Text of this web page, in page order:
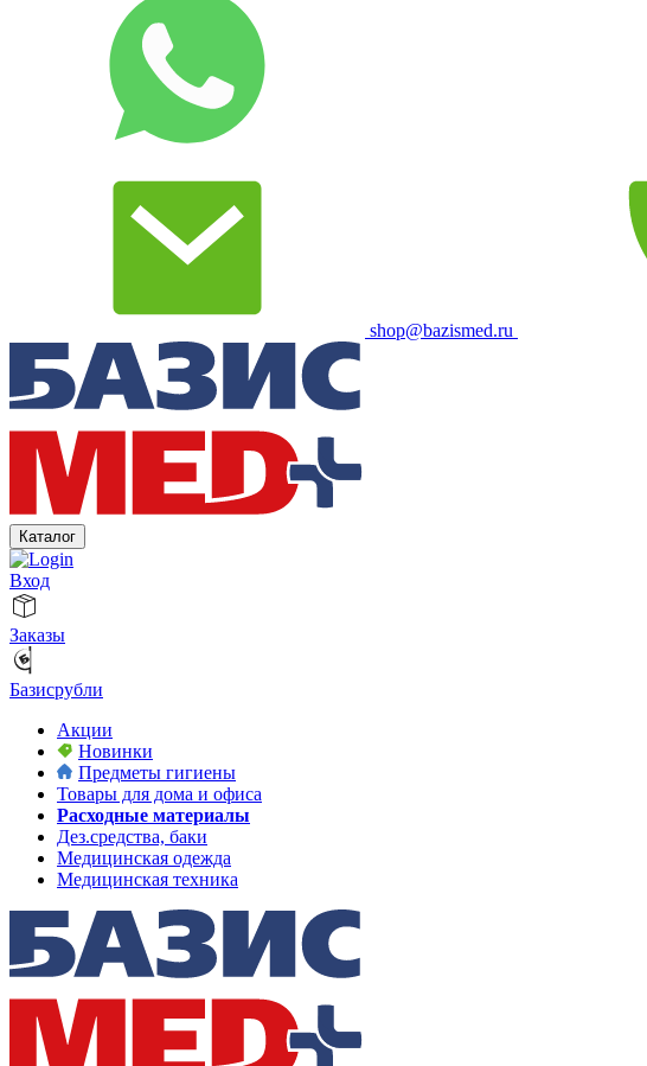
shop@bazismed.ru
Каталог
Вход
Заказы
Базисрубли
Акции
Новинки
Предметы гигиены
Товары для дома и офиса
Расходные материалы
Дез.средства, баки
Медицинская одежда
Медицинская техника